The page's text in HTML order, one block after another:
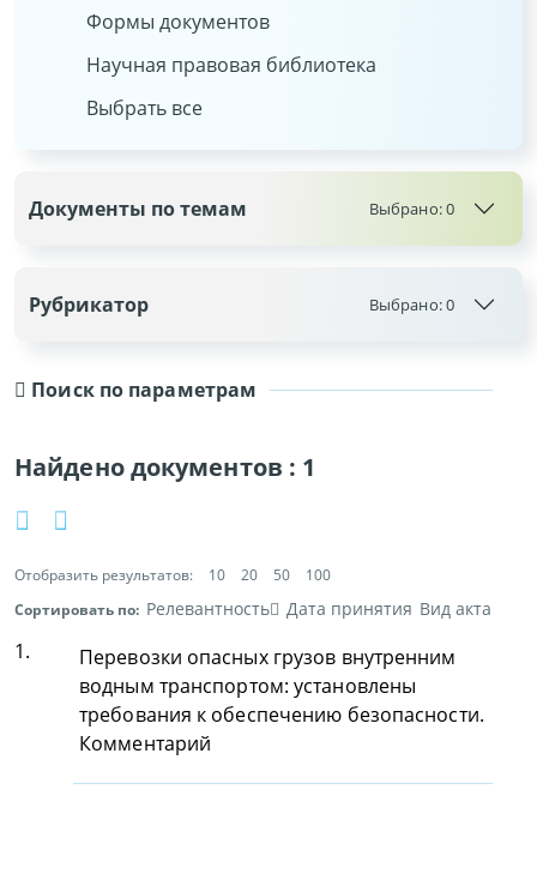
Поиск по параметрам
Найдено документов : 1
Отобразить результатов: 10 20 50
100
Сортировать по: Релевантность Дата принятия Вид акта
1.
Перевозки опасных грузов внутренним
водным транспортом: установлены
требования к обеспечению безопасности.
Комментарий
Формы документов
Научная правовая библиотека
Выбрать все
Документы по темам Выбрано:0
Рубрикатор Выбрано:0